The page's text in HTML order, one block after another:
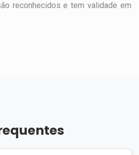
reconhecidos e tem validade em